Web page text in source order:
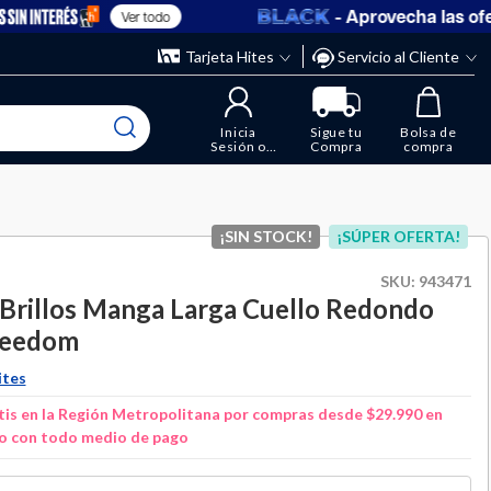
Ver todo - Aprovecha las
Servicio al Cliente
Tarjeta Hites
Inicia
Sesión o
Regístrate
Sigue tu
Compra
Bolsa de
compra
y elimina los que ya no necesitas.
¡SIN STOCK! ¡SÚPER OFERTA!
SKU: 943471
Manga Larga Cuello Redondo
en la Región Metropolitana por compras desde $29.990 en
con todo medio de pago